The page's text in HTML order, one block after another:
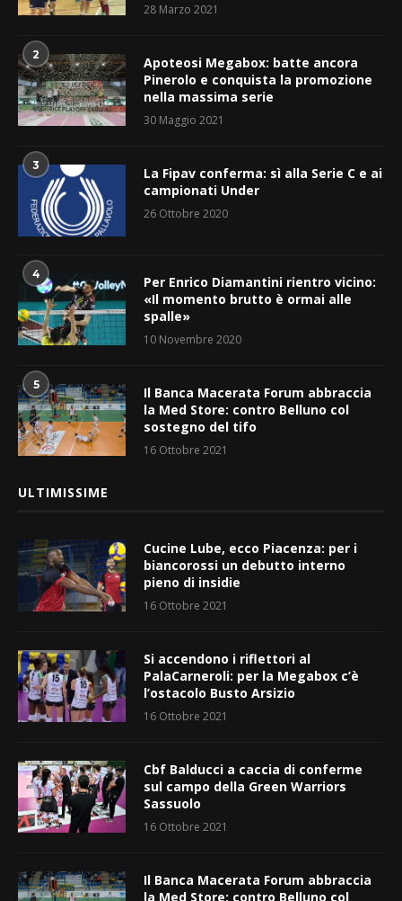
28 Marzo 2021
2
Apoteosi Megabox: batte ancora
Pinerolo e conquista la promozione
nella massima serie
30 Maggio 2021
3
La Fipav conferma: sì alla Serie C e ai
campionati Under
26 Ottobre 2020
4
Per Enrico Diamantini rientro vicino:
«Il momento brutto è ormai alle
spalle»
10 Novembre 2020
5
Il Banca Macerata Forum abbraccia
la Med Store: contro Belluno col
sostegno del tifo
16 Ottobre 2021
ULTIMISSIME
Cucine Lube, ecco Piacenza: per i
biancorossi un debutto interno
pieno di insidie
16 Ottobre 2021
Si accendono i riflettori al
PalaCarneroli: per la Megabox c’è
l’ostacolo Busto Arsizio
16 Ottobre 2021
Cbf Balducci a caccia di conferme
sul campo della Green Warriors
Sassuolo
16 Ottobre 2021
Il Banca Macerata Forum abbraccia
la Med Store: contro Belluno col